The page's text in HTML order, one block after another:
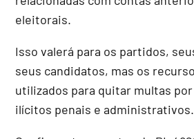
eleitorais.
Isso valerá para os partidos,
seus candidatos, mas os
utilizados para quitar multas
ilícitos penais e administrativos.